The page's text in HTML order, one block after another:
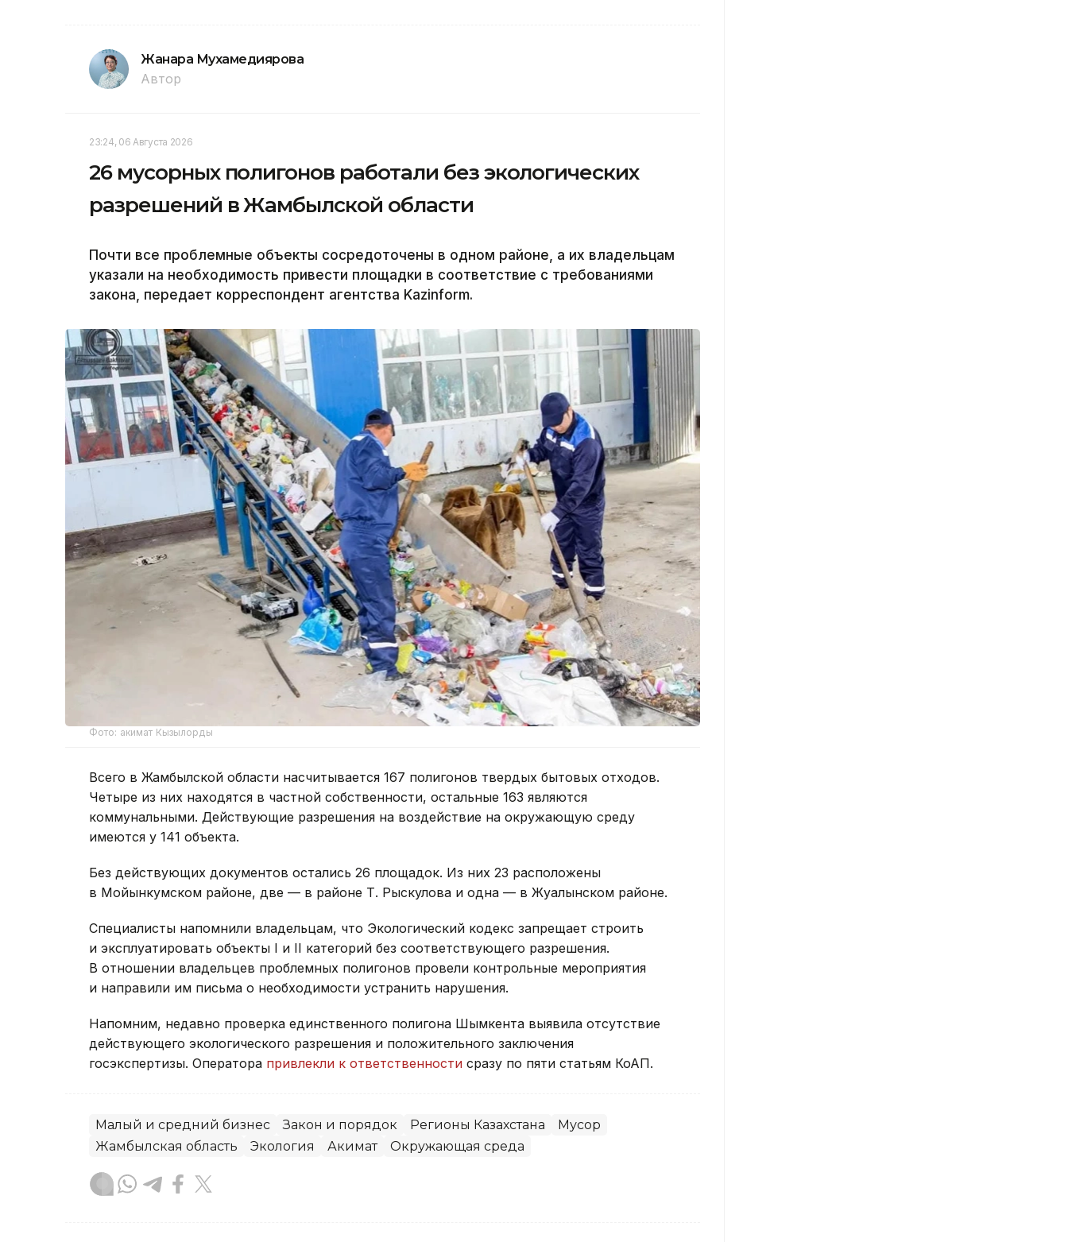
Жанара Мухамедиярова
Автор
23:24, 06 Августа 2026
26 мусорных полигонов работали без экологических
разрешений в Жамбылской области
Почти все проблемные объекты сосредоточены в одном районе, а их владельцам
указали на необходимость привести площадки в соответствие с требованиями
закона, передает корреспондент агентства Kazinform.
Фото: акимат Кызылорды
Всего в Жамбылской области насчитывается 167 полигонов твердых бытовых отходов.
Четыре из них находятся в частной собственности, остальные 163 являются
коммунальными. Действующие разрешения на воздействие на окружающую среду
имеются у 141 объекта.
Без действующих документов остались 26 площадок. Из них 23 расположены
в Мойынкумском районе, две — в районе Т. Рыскулова и одна — в Жуалынском районе.
Специалисты напомнили владельцам, что Экологический кодекс запрещает строить
и эксплуатировать объекты I и II категорий без соответствующего разрешения.
В отношении владельцев проблемных полигонов провели контрольные мероприятия
и направили им письма о необходимости устранить нарушения.
Напомним, недавно проверка единственного полигона Шымкента выявила отсутствие
действующего экологического разрешения и положительного заключения
госэкспертизы. Оператора привлекли к ответственности сразу по пяти статьям КоАП.
Малый и средний бизнес Закон и порядок Регионы Казахстана
Мусор
Жамбылская область
Экология Акимат Окружающая среда